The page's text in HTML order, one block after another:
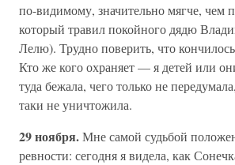
по-видимому, значительно мягче, чем
который травил покойного дядю
Лелю). Трудно поверить, что
Кто же кого охраняет — я детей или
туда бежала, чего только не
таки не уничтожила.
29 ноября.Мне самой судьбой
ревности: сегодня я видела, как